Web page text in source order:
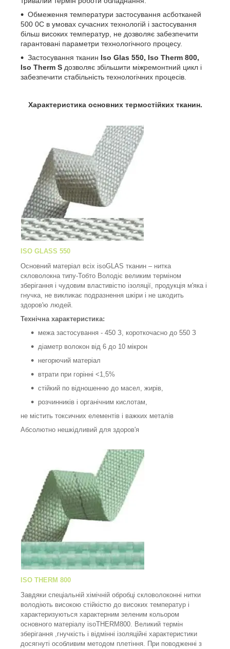
Обмеження температури застосування асботканей
500 0С в умовах сучасних технологій і застосування
більш високих температур, не дозволяє забезпечити
гарантовані параметри технологічного процесу.
Застосування тканин Iso Glas 550, Iso Therm 800,
Iso Therm S дозволяє збільшити міжремонтний цикл і
забезпечити стабільність технологічних процесів.
Характеристика основних термостійких тканин.
ISO GLASS 550
Основний матеріал всіх isoGLAS тканин – нитка
скловолокна типу-Тобто Володіє великим терміном
зберігання і чудовим властивістю ізоляції, продукція м'яка і
гнучка, не викликає подразнення шкіри і не шкодить
здоров'ю людей.
Технічна характеристика:
межа застосування - 450 З, короткочасно до 550 З
діаметр волокон від 6 до 10 мікрон
негорючий матеріал
втрати при горінні <1,5%
стійкий по відношенню до масел, жирів,
розчинників і органічним кислотам,
не містить токсичних елементів і важких металів
Абсолютно нешкідливий для здоров'я
ISO THERM 800
Завдяки спеціальній хімічній обробці скловолоконні нитки
володіють високою стійкістю до високих температур і
характеризуються характерним зеленим кольором
основного матеріалу isoTHERM800. Великий термін
зберігання ,гнучкість і відмінні ізоляційні характеристики
досягнуті особливим методом плетіння. При поводженні з